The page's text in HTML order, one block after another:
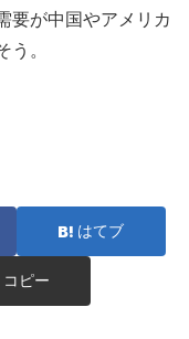
要が中国やアメリカ
う。
はてブ
コピー